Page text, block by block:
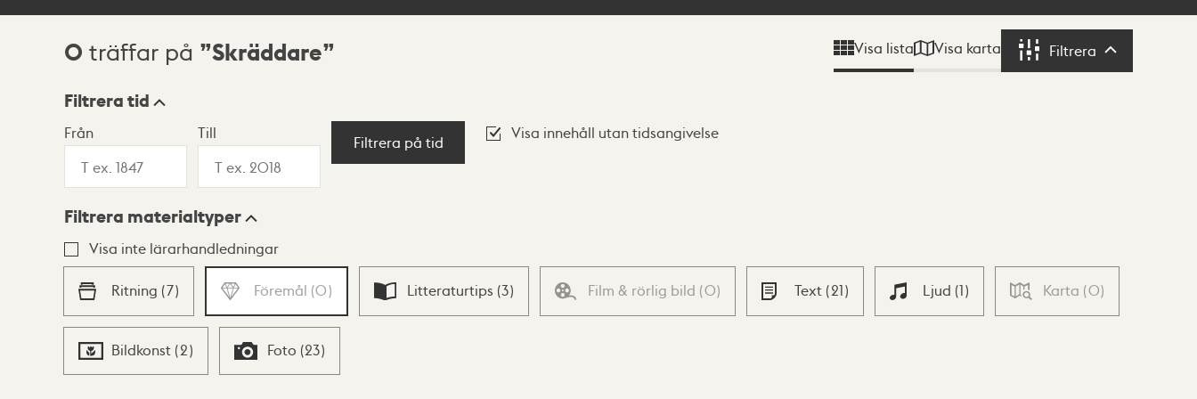
Sökresultat
0 träffar på Skräddare Visa lista Visa karta Filtrera Filtrera
Visningsläge
Lista Karta
Filtrera tid
Från Till
Filtrera på tid
Visa innehåll utan tidsangivelse
Filtrera materialtyper
Visa inte lärarhandledningar
Ritning (7) Föremål (0) Litteraturtips (3) Film & rörlig bild (0) Text (21) Ljud (1) Karta (0)
Bildkonst (2) Foto (23)